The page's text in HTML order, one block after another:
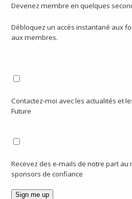
Devenez membre en quelques
Débloquez un accès instantané aux
aux membres.
Contactez-moi avec les actualités et
Future
Recevez des e-mails de notre part
sponsors de confiance